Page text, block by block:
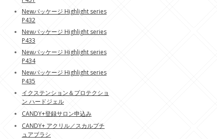
Newパッケージ Highlight series
P432
Newパッケージ Highlight series
P433
Newパッケージ Highlight series
P434
Newパッケージ Highlight series
P435
イクステンション＆プロテクショ
ン ハードジェル
CANDY+登録サロン申込み
CANDY+ アクリル／スカルプチ
ュアブラシ